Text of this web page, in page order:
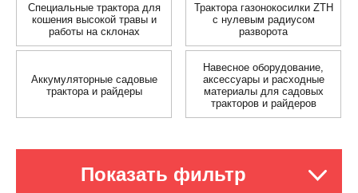
Специальные трактора для
кошения высокой травы и
работы на склонах
Трактора газонокосилки ZTH
с нулевым радиусом
разворота
Аккумуляторные садовые
трактора и райдеры
Навесное оборудование,
аксессуары и расходные
материалы для садовых
тракторов и райдеров
Показать фильтр